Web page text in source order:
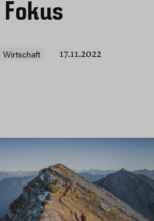
Wirtschaft
17.11.2022